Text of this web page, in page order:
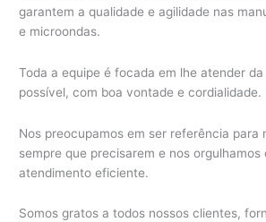
garantem a qualidade e agilidade nas
e microondas.
Toda a equipe é focada em lhe atender
possível, com boa vontade e cordialidade.
Nos preocupamos em ser referência para
sempre que precisarem e nos orgulhamos
atendimento eficiente.
Somos gratos a todos nossos clientes,